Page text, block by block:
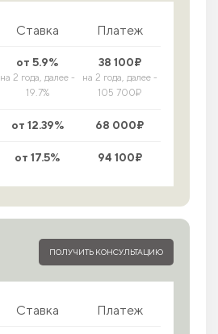
Ставка Платеж
от 5.9%
на 2 года, далее -
19.7%
38 100₽
на 2 года, далее -
105 700₽
от 12.39% 68 000₽
от 17.5% 94 100₽
ПОЛУЧИТЬ КОНСУЛЬТАЦИЮ
Ставка Платеж